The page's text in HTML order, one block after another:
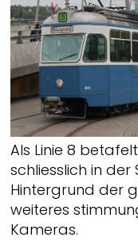
Als Linie 8
schliesslich in
Hintergrund der
weiteres
Kameras.